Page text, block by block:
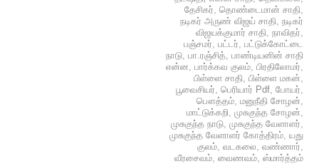
தேசிகர், தொண்டைமான் சாதி,
நடிகர் அருண் விஜய் சாதி, நடிகர்
விஜயக்குமார் சாதி, நாவிதர்,
பஞ்சமர், பட்டர், பட்டுக்கோட்டை
நாடு, பா.ரஞ்சித், பாண்டியனின் சாதி
என்ன, பார்க்கவ குலம், பிரதிலோமர்,
பிள்ளை சாதி, பிள்ளை மகன்,
பூவைசியர், பெரியார் Pdf, போயர்,
பௌத்தம், மனுநீதி சோழன்,
மாட்டுக்கறி, முசுகுந்த சோழன்,
முசுகுந்த நாடு, முசுகுந்த வேளாளர்,
முசுகுந்த வேளாளர் கோத்திரம், யது
குலம், வடகலை, வண்ணார்,
வீரசைவம், வைணவம், ஸ்மார்த்தம்